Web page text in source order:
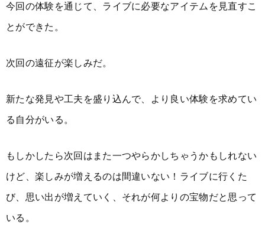
今回の体験を通じて、ライブに必要なアイテムを見直すこ
とができた。
次回の遠征が楽しみだ。
新たな発見や工夫を盛り込んで、より良い体験を求めてい
る自分がいる。
もしかしたら次回はまた一つやらかしちゃうかもしれない
けど、楽しみが増えるのは間違いない！ライブに行くた
び、思い出が増えていく、それが何よりの宝物だと思って
いる。